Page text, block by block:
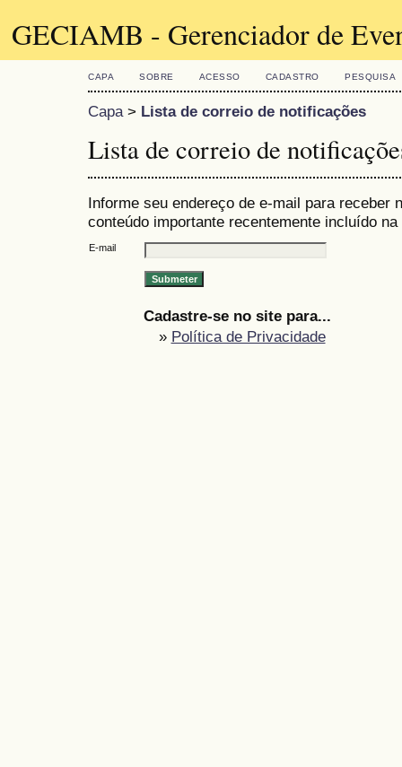
GECIAMB - Gerenciador de
CAPA SOBRE ACESSO CADASTRO PESQUISA
Capa> Lista de correio de notificações
Lista de correio de
Informe seu endereço de e-mail para receber
conteúdo importante recentemente incluído
E-mail
Cadastre-se no site para...
» Política de Privacidade